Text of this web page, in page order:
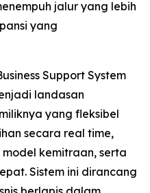
jalur yang lebih
yang
Support System
landasan
yang fleksibel
secara real time,
kemitraan, serta
Sistem ini dirancang